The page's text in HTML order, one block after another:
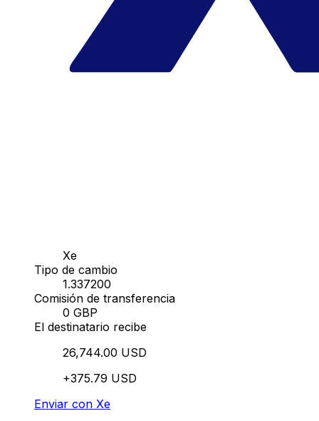
Xe
Tipo de cambio
1.337200
Comisión de transferencia
0 GBP
El destinatario recibe
26,744.00 USD
+375.79 USD
Enviar con Xe